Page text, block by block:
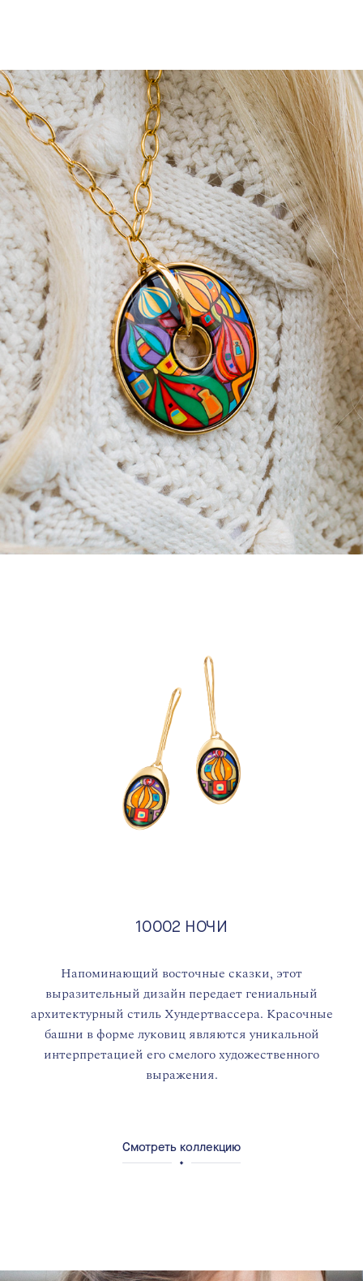
10002 НОЧИ
Напоминающий восточные сказки, этот
выразительный дизайн передает гениальный
архитектурный стиль Хундертвассера. Красочные
башни в форме луковиц являются уникальной
интерпретацией его смелого художественного
выражения.
Смотреть коллекцию